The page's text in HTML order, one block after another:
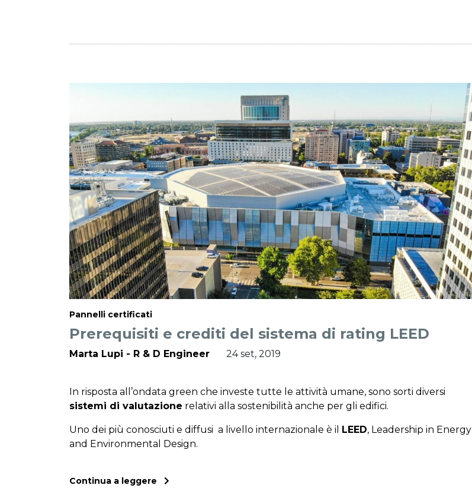
Pannelli certificati
Prerequisiti e crediti del sistema di rating LEED
Marta Lupi - R & D Engineer 24 set, 2019
In risposta all’ondata green che investe tutte le attività umane, sono sorti diversi
sistemi di valutazione relativi alla sostenibilità anche per gli edifici.
Uno dei più conosciuti e diffusi a livello internazionale è il LEED, Leadership in Energy
and Environmental Design.
Continua a leggere